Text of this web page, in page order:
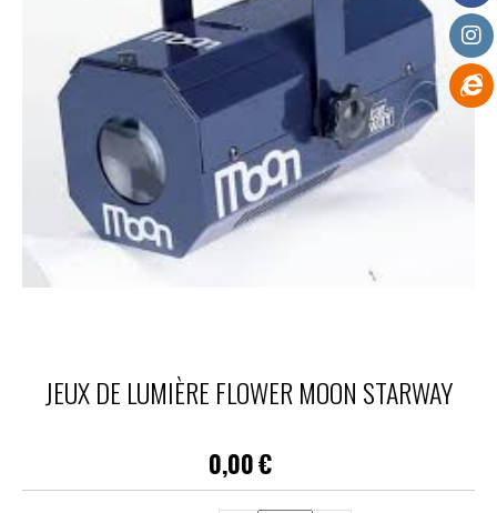
JEUX DE LUMIÈRE FLOWER MOON STARWAY
0,00€